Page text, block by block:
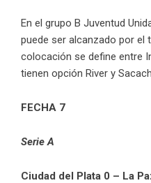
En el grupo B Juventud
puede ser alcanzado por el
colocación se define entre
tienen opción River y
FECHA 7
Serie A
Ciudad del Plata 0 – La